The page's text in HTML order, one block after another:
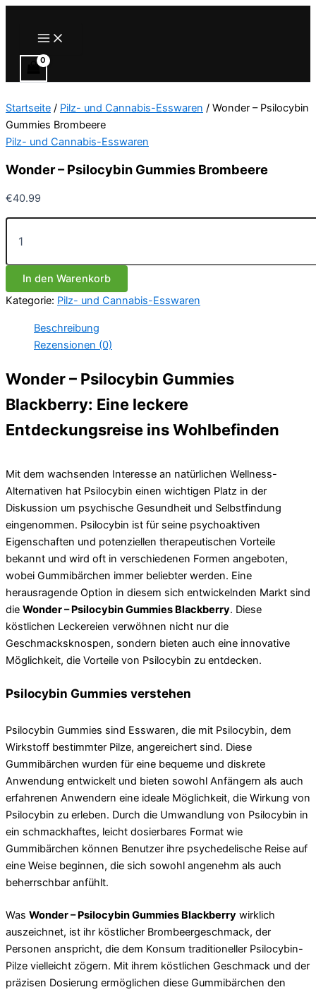
Main
Menu
Startseite / Pilz- und Cannabis-Esswaren / Wonder – Psilocybin
Gummies Brombeere
Pilz- und Cannabis-Esswaren
Wonder – Psilocybin Gummies Brombeere
€40.99
Wonder
Gummies
Brombeere
Menge
In den Warenkorb
Kategorie: Pilz- und Cannabis-Esswaren
Beschreibung
Rezensionen (0)
Wonder – Psilocybin Gummies
Blackberry: Eine leckere
Entdeckungsreise ins Wohlbefinden
Mit dem wachsenden Interesse an natürlichen Wellness-
Alternativen hat Psilocybin einen wichtigen Platz in der
Diskussion um psychische Gesundheit und Selbstfindung
eingenommen. Psilocybin ist für seine psychoaktiven
Eigenschaften und potenziellen therapeutischen Vorteile
bekannt und wird oft in verschiedenen Formen angeboten,
wobei Gummibärchen immer beliebter werden. Eine
herausragende Option in diesem sich entwickelnden Markt sind
die Wonder – Psilocybin Gummies Blackberry. Diese
köstlichen Leckereien verwöhnen nicht nur die
Geschmacksknospen, sondern bieten auch eine innovative
Möglichkeit, die Vorteile von Psilocybin zu entdecken.
Psilocybin Gummies verstehen
Psilocybin Gummies sind Esswaren, die mit Psilocybin, dem
Wirkstoff bestimmter Pilze, angereichert sind. Diese
Gummibärchen wurden für eine bequeme und diskrete
Anwendung entwickelt und bieten sowohl Anfängern als auch
erfahrenen Anwendern eine ideale Möglichkeit, die Wirkung von
Psilocybin zu erleben. Durch die Umwandlung von Psilocybin in
ein schmackhaftes, leicht dosierbares Format wie
Gummibärchen können Benutzer ihre psychedelische Reise auf
eine Weise beginnen, die sich sowohl angenehm als auch
beherrschbar anfühlt.
Was Wonder – Psilocybin Gummies Blackberry wirklich
auszeichnet, ist ihr köstlicher Brombeergeschmack, der
Personen anspricht, die dem Konsum traditioneller Psilocybin-
Pilze vielleicht zögern. Mit ihrem köstlichen Geschmack und der
präzisen Dosierung ermöglichen diese Gummibärchen den